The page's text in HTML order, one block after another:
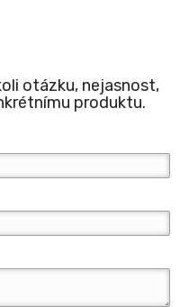
otázku, nejasnost,
produktu.